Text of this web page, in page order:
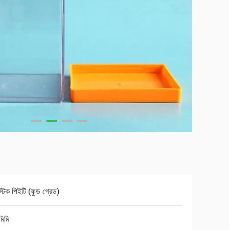
পিইটি (ফুড গ্রেড)